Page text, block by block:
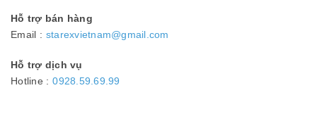
Hỗ trợ bán hàng
Email : starexvietnam@gmail.com
Hỗ trợ dịch vụ
Hotline : 0928.59.69.99